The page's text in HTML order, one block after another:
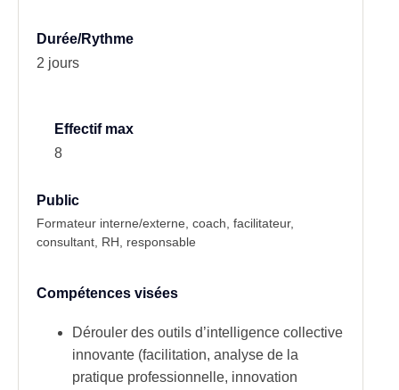
Durée/Rythme
2 jours
Effectif max
8
Public
Formateur interne/externe, coach, facilitateur,
consultant, RH, responsable
Compétences visées
Dérouler des outils d’intelligence collective
innovante (facilitation, analyse de la
pratique professionnelle, innovation